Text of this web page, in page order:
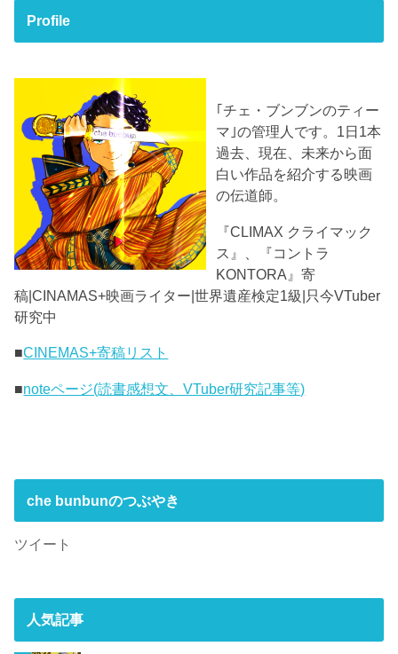
Profile
｢チェ・ブンブンのティー
マ｣の管理人です。1日1本
過去、現在、未来から面
白い作品を紹介する映画
の伝道師。
『CLIMAX クライマック
ス』、『コントラ
KONTORA』寄
稿|CINAMAS+映画ライター|世界遺産検定1級|只今VTuber
研究中
■CINEMAS+寄稿リスト
■noteページ(読書感想文、VTuber研究記事等)
che bunbunのつぶやき
ツイート
人気記事